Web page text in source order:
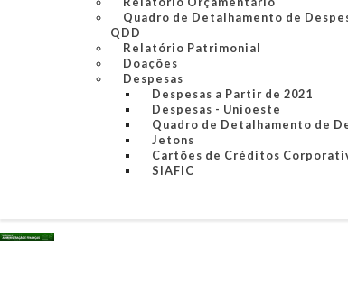
Quadro de Detalhamento de
QDD
Relatório Patrimonial
Doações
Despesas
Despesas a Partir de 2021
Despesas - Unioeste
Quadro de Detalhamento de
Jetons
Cartões de Créditos
SIAFIC